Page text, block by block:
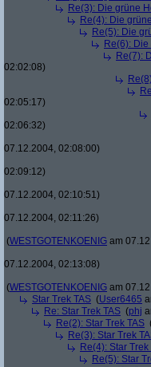
Re(3): Die grüne
Re(4): Die
Re(5): Die
Re(6):
Re(7):
02:02:08)
02:05:17)
02:06:32)
07.12.2004, 02:08:00)
02:09:12)
07.12.2004, 02:10:51)
07.12.2004, 02:11:26)
(WESTGOTENKOENIG am
07.12.2004, 02:13:08)
(WESTGOTENKOENIG am
Star Trek TAS (User6465
Re: Star Trek TAS (phj
Re(2): Star Trek TAS
Re(3): Star Trek
Re(4): Star Trek
Re(5): Star